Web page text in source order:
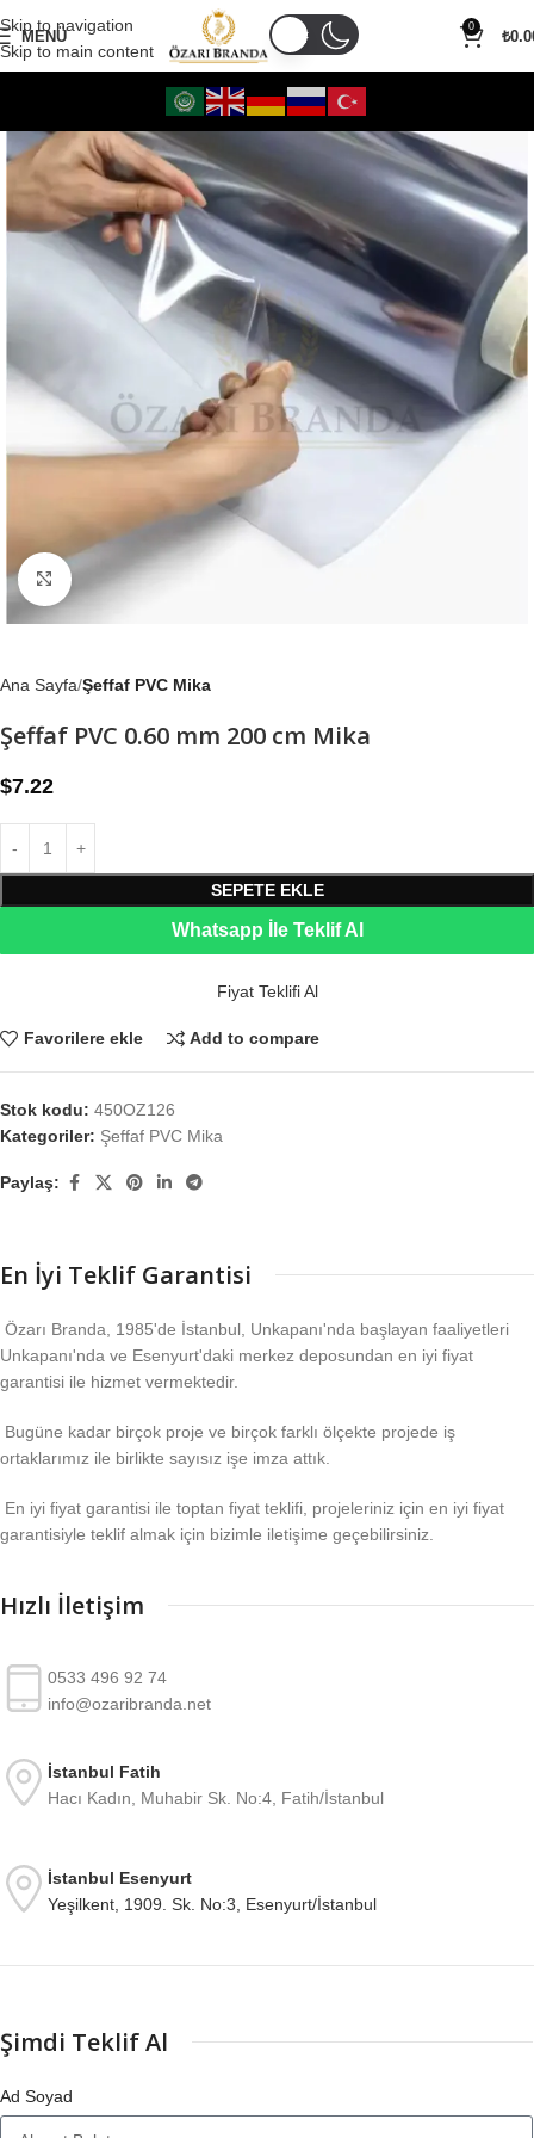
Skip to navigation
Skip to main content
MENÜ
0
₺
Büyütmek için tıklayın
Ana Sayfa Şeffaf PVC Mika
Şeffaf PVC 0.60 mm 200 cm Mika
$7.22
SEPETE EKLE
Whatsapp İle Teklif Al
Fiyat Teklifi Al
Favorilere ekle Add to compare
Stok kodu: 450OZ126
Kategoriler: Şeffaf PVC Mika
Paylaş:
En İyi Teklif Garantisi
Özarı Branda, 1985'de İstanbul, Unkapanı'nda başlayan faaliyetleri
Unkapanı'nda ve Esenyurt'daki merkez deposundan en iyi fiyat
garantisi ile hizmet vermektedir.
Bugüne kadar birçok proje ve birçok farklı ölçekte projede iş
ortaklarımız ile birlikte sayısız işe imza attık.
En iyi fiyat garantisi ile toptan fiyat teklifi, projeleriniz için en iyi fiyat
garantisiyle teklif almak için bizimle iletişime geçebilirsiniz.
Hızlı İletişim
0533 496 92 74
info@ozaribranda.net
İstanbul Fatih
Hacı Kadın, Muhabir Sk. No:4, Fatih/İstanbul
İstanbul Esenyurt
Yeşilkent, 1909. Sk. No:3, Esenyurt/İstanbul
Şimdi Teklif Al
Ad Soyad